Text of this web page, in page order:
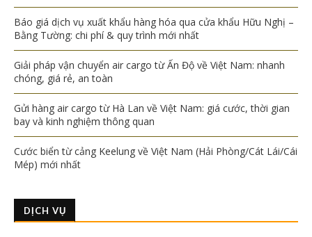
Báo giá dịch vụ xuất khẩu hàng hóa qua cửa khẩu Hữu Nghị –
Bằng Tường: chi phí & quy trình mới nhất
Giải pháp vận chuyển air cargo từ Ấn Độ về Việt Nam: nhanh
chóng, giá rẻ, an toàn
Gửi hàng air cargo từ Hà Lan về Việt Nam: giá cước, thời gian
bay và kinh nghiệm thông quan
Cước biển từ cảng Keelung về Việt Nam (Hải Phòng/Cát Lái/Cái
Mép) mới nhất
DỊCH VỤ